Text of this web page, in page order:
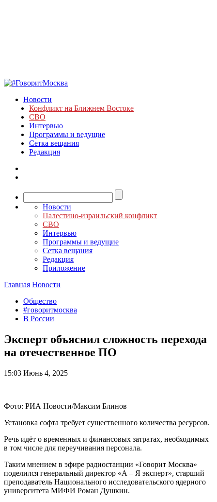
Новости
Конфликт на Ближнем Востоке
СВО
Интервью
Программы и ведущие
Сетка вещания
Редакция
Новости
Палестино-израильский конфликт
СВО
Интервью
Программы и ведущие
Сетка вещания
Редакция
Приложение
Главная Новости
Общество
#говоритмосква
В России
Эксперт объяснил сложность перехода
на отечественное ПО
15:03 Июнь 4, 2025
Фото: РИА Новости/Максим Блинов
Установка софта требует существенного количества ресурсов.
Речь идёт о временных и финансовых затратах, необходимых
в том числе для переучивания персонала.
Таким мнением в эфире радиостанции «Говорит Москва»
поделился генеральный директор «А – Я эксперт», старший
преподаватель Национального исследовательского ядерного
университета МИФИ Роман Душкин.